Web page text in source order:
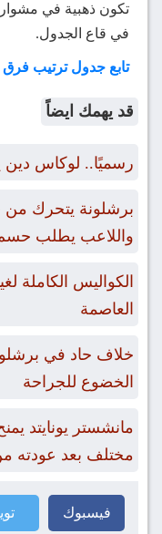
تكون ذهبية في
في قاع الجدول.
تابع جدول ترتيب
قد يهمك ايضاً
رسميًا.. لوكاس
برشلونة يتحرك من
واللاعب يطلب
الكواليس الكاملة
العاصمة
خلاف حاد في
الخضوع للجراحة
مانشستر يونايتد
مختلف بعد عودته
فيسبوك